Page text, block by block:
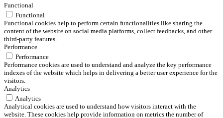
Functional
Functional
Functional cookies help to perform certain functionalities like sharing the
content of the website on social media platforms, collect feedbacks, and other
third-party features.
Performance
Performance
Performance cookies are used to understand and analyze the key performance
indexes of the website which helps in delivering a better user experience for the
visitors.
Analytics
Analytics
Analytical cookies are used to understand how visitors interact with the
website. These cookies help provide information on metrics the number of